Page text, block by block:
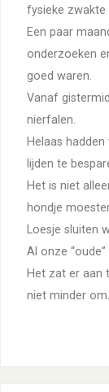
fysieke zwakte
Een paar
onderzoeken
goed waren.
Vanaf
nierfalen.
Helaas
lijden te
Het is niet
hondje
Loesje sluiten
Al onze
Het zat er aan
niet minder om.